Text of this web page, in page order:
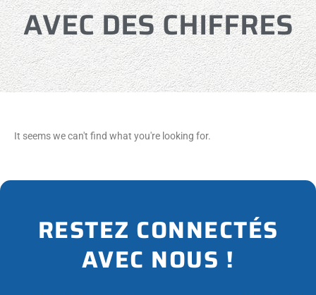
AVECDESCHIFFRES
It seems we can't find what you're looking for.
RESTEZ CONNECTÉS
AVEC NOUS !